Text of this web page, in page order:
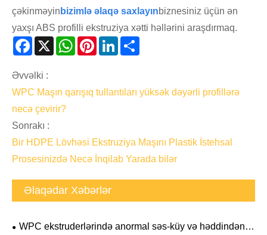
çəkinməyin bizimlə əlaqə saxlayınbiznesiniz üçün ən
yaxşı ABS profilli ekstruziya xətti həllərini araşdırmaq.
Facebook
X WhatsAppPinterestLinkedIn
Əvvəlki :
WPC Maşın qarışıq tullantıları yüksək dəyərli profillərə
necə çevirir?
Sonrakı :
Bir HDPE Lövhəsi Ekstruziya Maşını Plastik İstehsal
Prosesinizdə Necə İnqilab Yarada bilər
Əlaqədar Xəbərlər
WPC ekstruderlərində anormal səs-küy və həddindən